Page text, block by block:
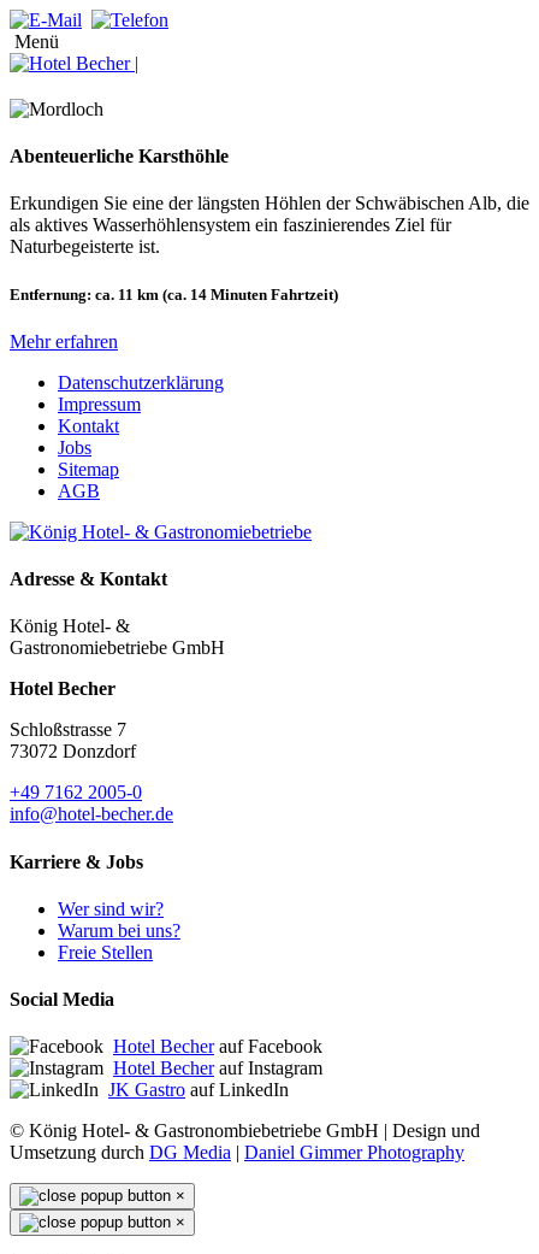
Menü
Abenteuerliche Karsthöhle
Erkundigen Sie eine der längsten Höhlen der Schwäbischen Alb, die
als aktives Wasserhöhlensystem ein faszinierendes Ziel für
Naturbegeisterte ist.
Entfernung: ca. 11 km (ca. 14 Minuten Fahrtzeit)
Mehr erfahren
Datenschutzerklärung
Impressum
Kontakt
Jobs
Sitemap
AGB
Adresse & Kontakt
König Hotel- &
Gastronomiebetriebe GmbH
Hotel Becher
Schloßstrasse 7
73072 Donzdorf
+49 7162 2005-0
info@hotel-becher.de
Karriere & Jobs
Wer sind wir?
Warum bei uns?
Freie Stellen
Social Media
Hotel Becherauf Facebook
Hotel Becherauf Instagram
JK Gastro auf LinkedIn
© König Hotel- & Gastronombiebetriebe GmbH | Design und
Umsetzung durch DG Media | Daniel Gimmer Photography
×
×